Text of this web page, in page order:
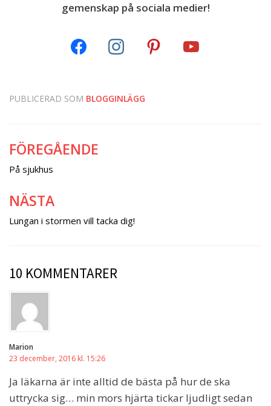
gemenskap på sociala medier!
PUBLICERAD SOM BLOGGINLÄGG
Inläggsnavigering
FÖREGÅENDE
På sjukhus
NÄSTA
Lungan i stormen vill tacka dig!
10 KOMMENTARER
Marion
23 december, 2016 kl. 15:26
Ja läkarna är inte alltid de bästa på hur de ska
uttrycka sig… min mors hjärta tickar ljudligt sedan